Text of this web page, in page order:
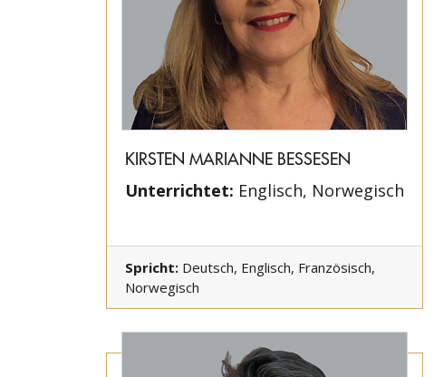
KIRSTEN MARIANNE BESSESEN
Unterrichtet: Englisch, Norwegisch
Spricht: Deutsch, Englisch, Französisch,
Norwegisch